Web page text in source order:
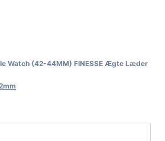
Watch (42-44MM) FINESSE Ægte Læder